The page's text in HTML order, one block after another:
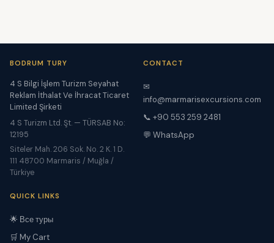
BODRUM TURY
4 S Bilgi İşlem Turizm Seyahat
Reklam İthalat Ve İhracat Ticaret
Limited Şirketi
4 S Turizm Ltd. Şt. — TÜRSAB No:
12195
Siteler Mah. 206 Sok. No. 2 K. 1 D.
111 48700 Marmaris / Muğla /
Türkiye
CONTACT
✉
info@marmarisexcursions.com
📞 +90 553 259 2481
💬 WhatsApp
QUICK LINKS
🌟 Все туры
🛒 My Cart